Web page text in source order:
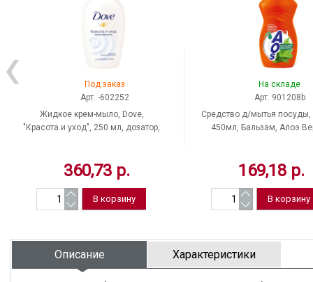
Под заказ
Арт. -602252
Жидкое крем-мыло, Dove,
"Красота и уход", 250 мл, дозатор,
360,73 р.
На складе
Арт. 901208b
Средство д/мытья посуды,
450мл, Бальзам, Алоэ
169,18 р.
Описание Характеристики